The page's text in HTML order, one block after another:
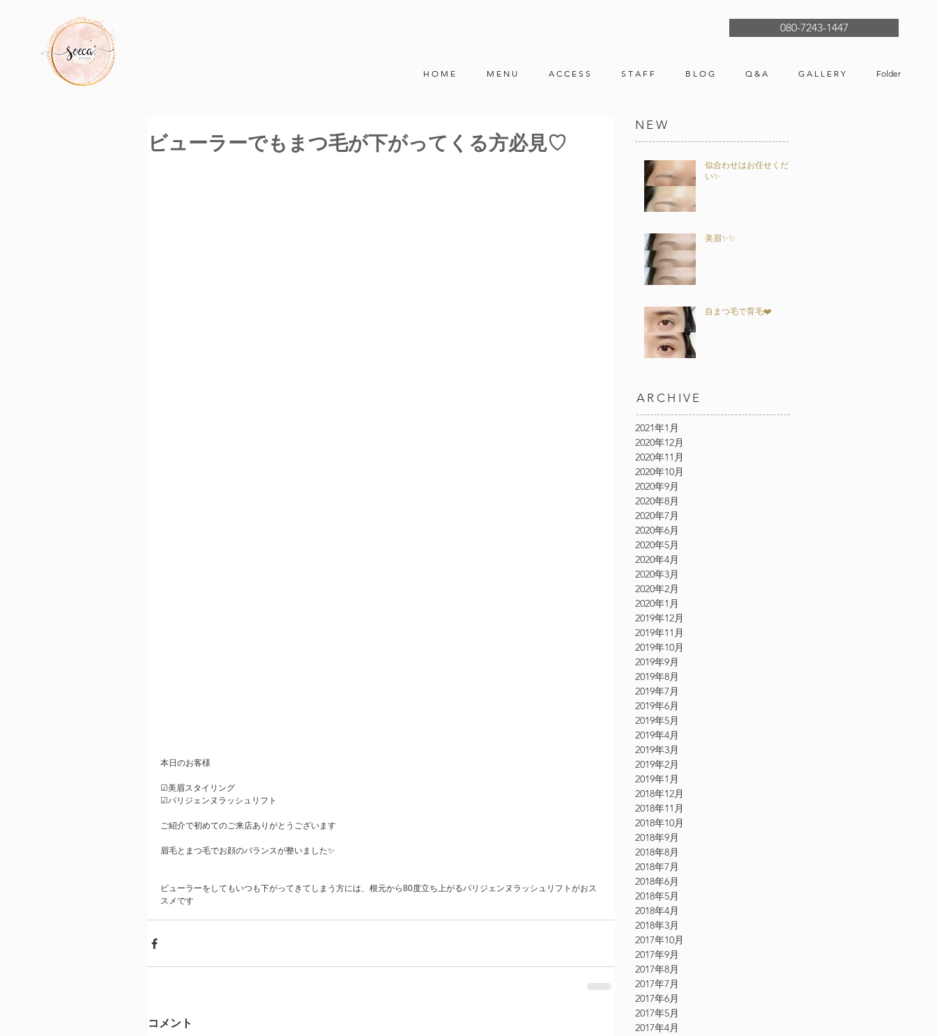
080-7243-1447
H O M E M E N U A C C E S S S T A F F B L O G Q & A G A L L E R Y Folder
ビューラーでもまつ毛が下がってくる方必見♡
本日のお客様
☑︎美眉スタイリング
☑︎パリジェンヌラッシュリフト
ご紹介で初めてのご来店ありがとうございます
眉毛とまつ毛でお顔のバランスが整いました✨
ビューラーをしてもいつも下がってきてしまう方には、根元から80度立ち上がるパリジェンヌラッシュリフトがおス
スメです
コメント
NEW
似合わせはお任せくださ
い✨
美眉✨✨
自まつ毛で育毛❤️
ARCHIVE
2021年1月
2020年12月
2020年11月
2020年10月
2020年9月
2020年8月
2020年7月
2020年6月
2020年5月
2020年4月
2020年3月
2020年2月
2020年1月
2019年12月
2019年11月
2019年10月
2019年9月
2019年8月
2019年7月
2019年6月
2019年5月
2019年4月
2019年3月
2019年2月
2019年1月
2018年12月
2018年11月
2018年10月
2018年9月
2018年8月
2018年7月
2018年6月
2018年5月
2018年4月
2018年3月
2017年10月
2017年9月
2017年8月
2017年7月
2017年6月
2017年5月
2017年4月